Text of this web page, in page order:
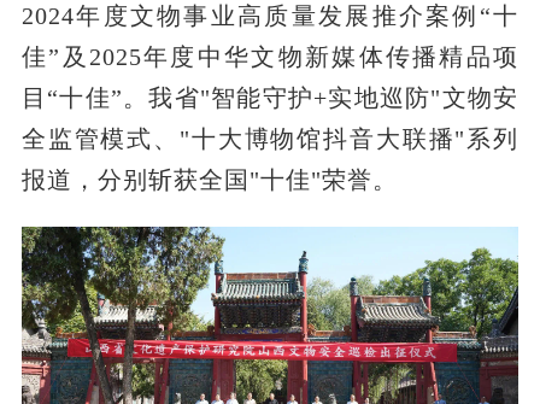
2024年度文物事业高质量发展推介案例“十
佳”及2025年度中华文物新媒体传播精品项
目“十佳”。我省"智能守护+实地巡防"文物安
全监管模式、"十大博物馆抖音大联播"系列
报道，分别斩获全国"十佳"荣誉。